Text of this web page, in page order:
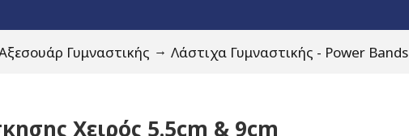
Γυμναστικής Λάστιχα Γυμναστικής - Power Bands
Χειρός 5.5cm & 9cm